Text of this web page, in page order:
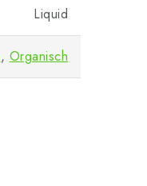
Liquid
, Organisch